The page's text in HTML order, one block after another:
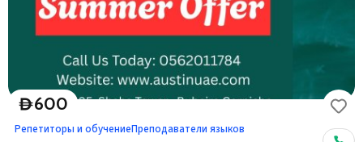
D600
Репетиторы и обучениеПреподаватели языков